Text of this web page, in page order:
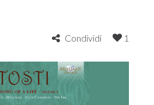
Condividi 1